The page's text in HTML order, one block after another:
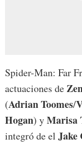
Spider-Man: Far
actuaciones de
(Adrian Toomes/
Hogan) yMarisa
integró de el Jake